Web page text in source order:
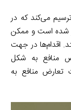
می‌کند که در
شده است و ممکن
اقدام‌ها در جهت
منافع به شکل
تعارض منافع به